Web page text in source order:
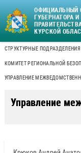
ОФИЦИАЛЬНЫЙ
ГУБЕРНАТОРА И
КУРСКОЙ
СТРУКТУРНЫЕ
КОМИТЕТ РЕГИОНАЛЬНОЙ
УПРАВЛЕНИЕ
Управление